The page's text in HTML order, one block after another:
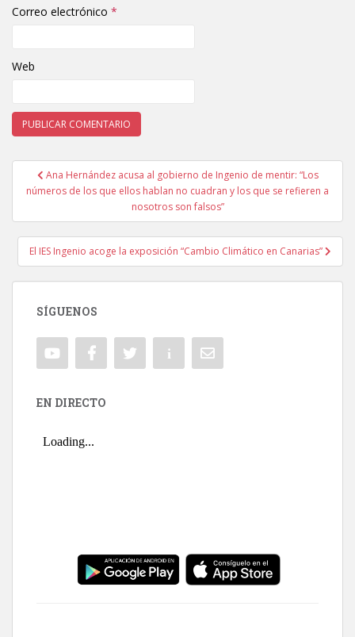
Correo electrónico *
Web
Navegación de entradas
Ana Hernández acusa al gobierno de Ingenio de mentir: “Los
números de los que ellos hablan no cuadran y los que se refieren a
nosotros son falsos”
El IES Ingenio acoge la exposición “Cambio Climático en Canarias”
SÍGUENOS
EN DIRECTO